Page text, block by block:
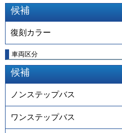
候補
復刻カラー
車両区分
候補
ノンステップバス
ワンステップバス